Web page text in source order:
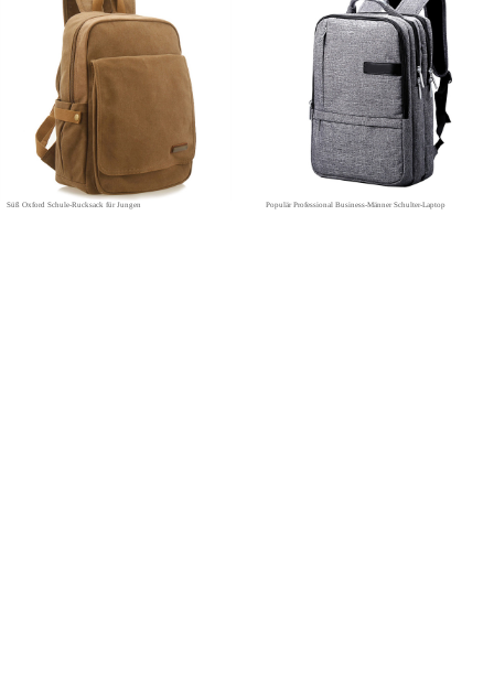
Süß Oxford Schule-Rucksack für Jungen Populär Professional Business-Männer Schulter-Laptop